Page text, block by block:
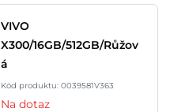
VIVO
X300/16GB/512GB/Růžov
á
Kód produktu: 0039581V363
Na dotaz